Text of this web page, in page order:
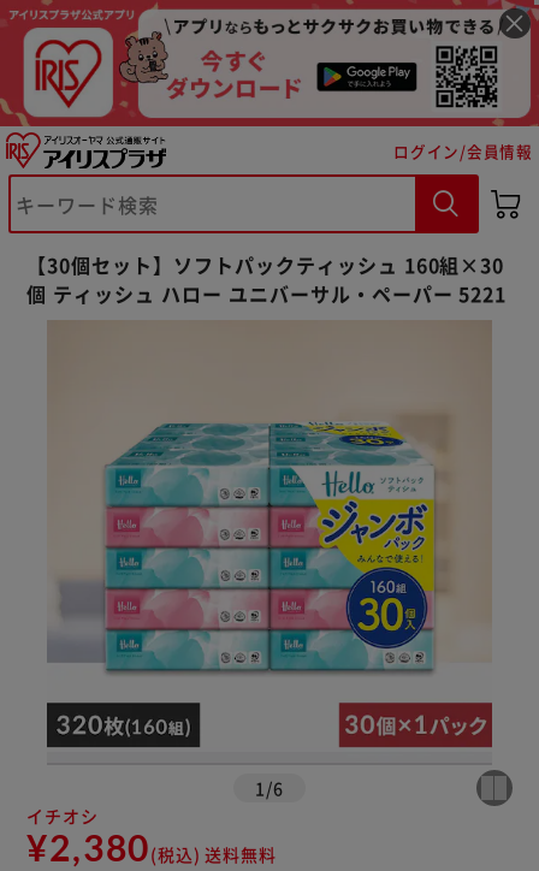
ログイン/会員情報
【30個セット】ソフトパックティッシュ 160組×30
個 ティッシュ ハロー ユニバーサル・ペーパー 5221
1 /6
イチオシ
¥2,380(税込) 送料無料
※ご確認ください